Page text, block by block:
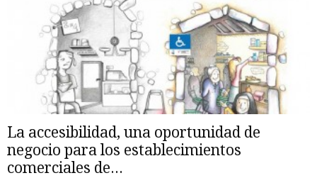
La accesibilidad, una oportunidad de
negocio para los establecimientos
comerciales de...